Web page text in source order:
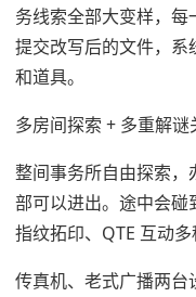
务线索全部大变样，每
提交改写后的文件，
和道具。
多房间探索 + 多重解谜
整间事务所自由探索
部可以进出。途中会碰
指纹拓印、QTE 互动多
传真机、老式广播两